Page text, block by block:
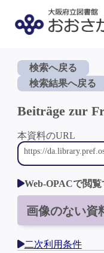
検索へ戻る
検索結果へ戻る
Beiträge zur
本資料のURL
Web-OPACで閲覧
画像のない資
二次利用条件